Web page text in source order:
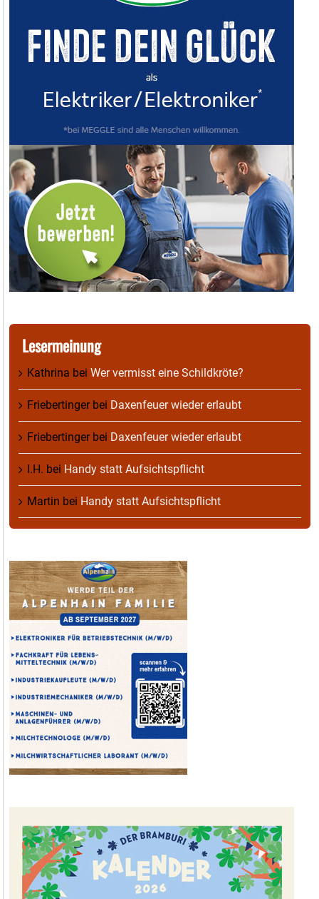
Lesermeinung
Kathrina bei Wer vermisst eine Schildkröte?
Friebertingerbei Daxenfeuer wieder erlaubt
Friebertingerbei Daxenfeuer wieder erlaubt
I.H. bei Handy statt Aufsichtspflicht
Martin bei Handy statt Aufsichtspflicht